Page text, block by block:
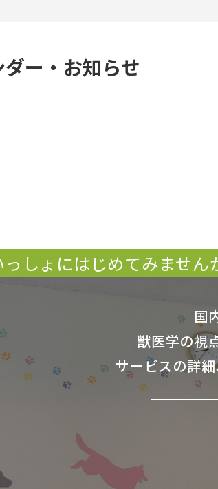
ー・お知らせ
しょにはじめてみません
国
獣医学の視
サービスの詳